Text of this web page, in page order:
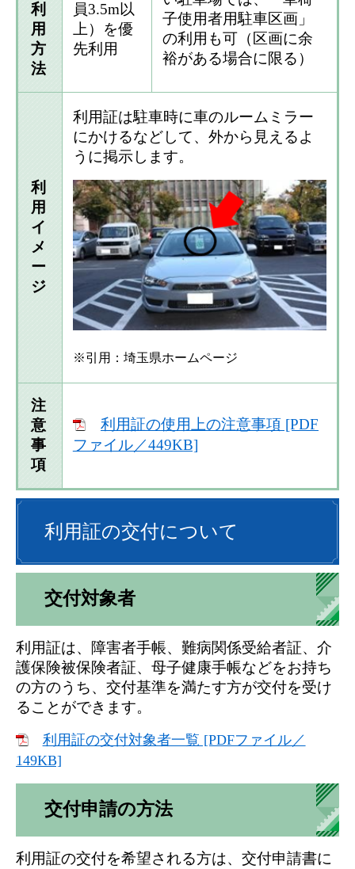
利
用
方
法
員3.5m以
上）を優
先利用
子使用者用駐車区画」
の利用も可（区画に余
裕がある場合に限る）
利
用
イ
メ
ー
ジ
利用証は駐車時に車のルームミラー
にかけるなどして、外から見えるよ
うに掲示します。
※引用：埼玉県ホームページ
注
意
事
項
利用証の使用上の注意事項 [PDF
ファイル／449KB]
利用証の交付について
交付対象者
利用証は、障害者手帳、難病関係受給者証、介
護保険被保険者証、母子健康手帳などをお持ち
の方のうち、交付基準を満たす方が交付を受け
ることができます。​
利用証の交付対象者一覧 [PDFファイル／
149KB]
交付申請の方法
利用証の交付を希望される方は、交付申請書に